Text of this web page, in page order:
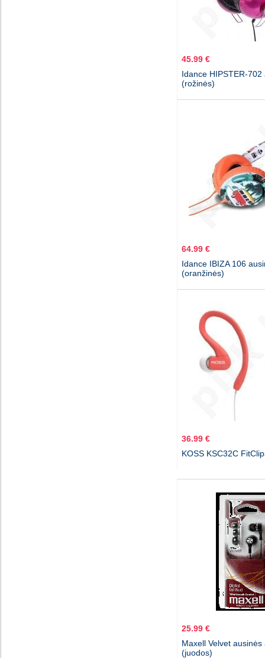
45.99 €
Idance HIPSTER-702
(rožinės)
64.99 €
Idance IBIZA 106
(oranžinės)
36.99 €
KOSS KSC32C
25.99 €
Maxell Velvet ausinės
(juodos)